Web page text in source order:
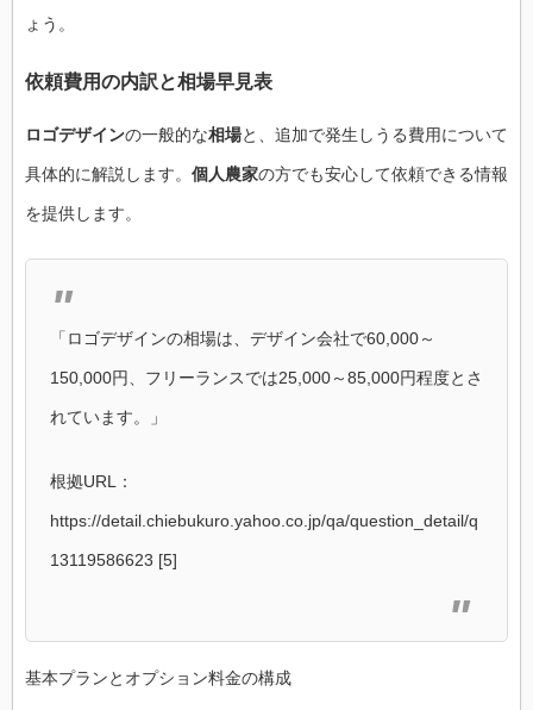
ょう。
依頼費用の内訳と相場早見表
ロゴデザインの一般的な相場と、追加で発生しうる費用について
具体的に解説します。 個人農家の方でも安心して依頼できる情報
を提供します。
「ロゴデザインの相場は、デザイン会社で60,000～
150,000円、フリーランスでは25,000～85,000円程度とさ
れています。」
根拠URL：
https://detail.chiebukuro.yahoo.co.jp/qa/question_detail/q
13119586623 [5]
基本プランとオプション料金の構成